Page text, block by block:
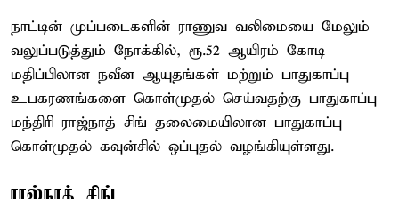
நாட்டின் முப்படைகளின் ராணுவ வலிமையை மேலும்
வலுப்படுத்தும் நோக்கில், ரூ.52 ஆயிரம் கோடி
மதிப்பிலான நவீன ஆயுதங்கள் மற்றும் பாதுகாப்பு
உபகரணங்களை கொள்முதல் செய்வதற்கு பாதுகாப்பு
மந்திரி ராஜ்நாத் சிங் தலைமையிலான பாதுகாப்பு
கொள்முதல் கவுன்சில் ஒப்புதல் வழங்கியுள்ளது.